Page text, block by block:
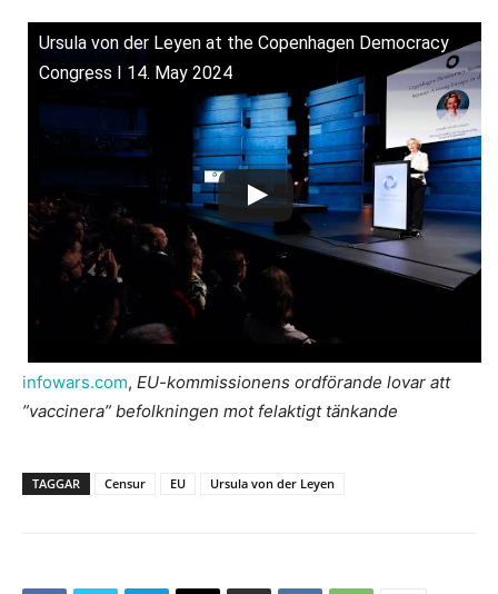
Ursula von der Leyen at the Copenhagen Democracy
Congress I 14. May 2024
infowars.com, EU-kommissionens ordförande lovar att
”vaccinera” befolkningen mot felaktigt tänkande
TAGGAR Censur EU Ursula von der Leyen